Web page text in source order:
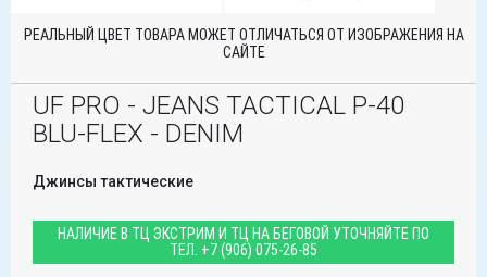
РЕАЛЬНЫЙ ЦВЕТ ТОВАРА МОЖЕТ ОТЛИЧАТЬСЯ ОТ ИЗОБРАЖЕНИЯ НА
САЙТЕ
UF PRO - JEANS TACTICAL P-40
BLU-FLEX - DENIM
Джинсы тактические
НАЛИЧИЕ В ТЦ ЭКСТРИМ И ТЦ НА БЕГОВОЙ УТОЧНЯЙТЕ ПО
ТЕЛ. +7 (906) 075-26-85